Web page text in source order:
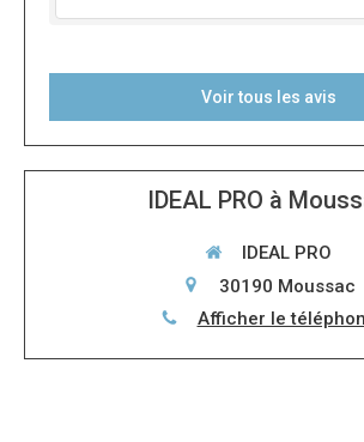
Voir tous les avis
IDEAL PRO à
IDEAL PRO
30190 Moussac
Afficher le